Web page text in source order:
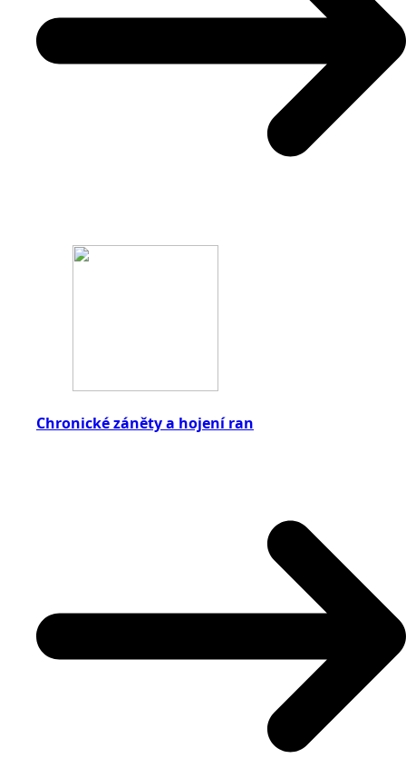
Chronické záněty a hojení ran